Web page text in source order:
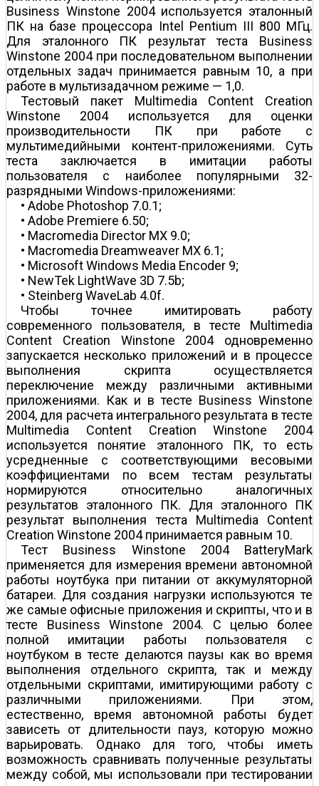
Business Winstone 2004 используется эталонный
ПК на базе процессора Intel Pentium III 800 МГц.
Для эталонного ПК результат теста Business
Winstone 2004 при последовательном выполнении
отдельных задач принимается равным 10, а при
работе в мультизадачном режиме — 1,0.
Тестовый пакет Multimedia Content Creation
Winstone 2004 используется для оценки
производительности ПК при работе с
мультимедийными контент-приложениями. Суть
теста заключается в имитации работы
пользователя с наиболее популярными 32-
разрядными Windows-приложениями:
• Adobe Photoshop 7.0.1;
• Adobe Premiere 6.50;
• Macromedia Director MX 9.0;
• Macromedia Dreamweaver MX 6.1;
• Microsoft Windows Media Encoder 9;
• NewTek LightWave 3D 7.5b;
• Steinberg WaveLab 4.0f.
Чтобы точнее имитировать работу
современного пользователя, в тесте Multimedia
Content Creation Winstone 2004 одновременно
запускается несколько приложений и в процессе
выполнения скрипта осуществляется
переключение между различными активными
приложениями. Как и в тесте Business Winstone
2004, для расчета интегрального результата в тесте
Multimedia Content Creation Winstone 2004
используется понятие эталонного ПК, то есть
усредненные с соответствующими весовыми
коэффициентами по всем тестам результаты
нормируются относительно аналогичных
результатов эталонного ПК. Для эталонного ПК
результат выполнения теста Multimedia Content
Creation Winstone 2004 принимается равным 10.
Тест Business Winstone 2004 BatteryMark
применяется для измерения времени автономной
работы ноутбука при питании от аккумуляторной
батареи. Для создания нагрузки используются те
же самые офисные приложения и скрипты, что и в
тесте Business Winstone 2004. С целью более
полной имитации работы пользователя с
ноутбуком в тесте делаются паузы как во время
выполнения отдельного скрипта, так и между
отдельными скриптами, имитирующими работу с
различными приложениями. При этом,
естественно, время автономной работы будет
зависеть от длительности пауз, которую можно
варьировать. Однако для того, чтобы иметь
возможность сравнивать полученные результаты
между собой, мы использовали при тестировании